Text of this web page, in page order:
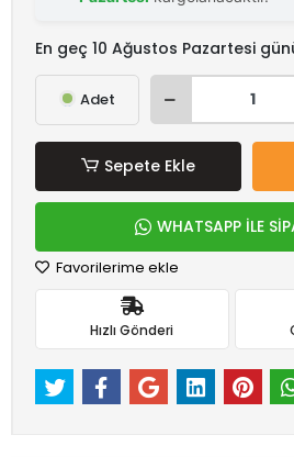
En geç 10 Ağustos Pazartesi
Adet
Sepete Ekle
WHATSAPP İLE
Favorilerime ekle
Hızlı Gönderi